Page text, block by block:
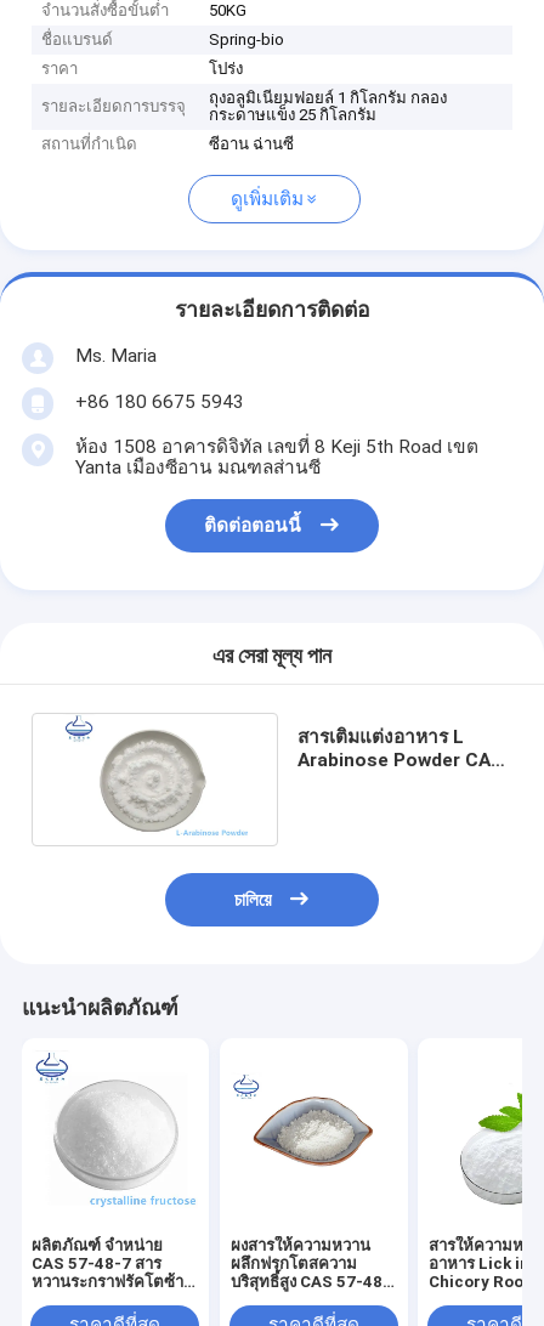
จำนวนสั่งซื้อขั้นต่ำ
50KG
ชื่อแบรนด์
Spring-bio
ราคา
โปร่ง
รายละเอียดการบรรจุ
ถุงอลูมิเนียมฟอยล์ 1 กิโลกรัม กลอง
กระดาษแข็ง 25 กิโลกรัม
สถานที่กำเนิด
ซีอาน ฉ่านซี
ดูเพิ่มเติม
รายละเอียดการติดต่อ
Ms. Maria
+86 180 6675 5943
ห้อง 1508 อาคารดิจิทัล เลขที่ 8 Keji 5th Road เขต
Yanta เมืองซีอาน มณฑลส่านซี
ติดต่อตอนนี้
এর সেরা মূল্য পান
สารเติมแต่งอาหาร L
Arabinose Powder CAS
চালিয়ে
แนะนำผลิตภัณฑ์
ผลิตภัณฑ์ จําหน่าย
CAS 57-48-7 สาร
หวานระกราฟรัคโตซ้า
ผงสารให้ความหวาน
ผลึกฟรุกโตสความ
บริสุทธิ์สูง CAS 57-48-
สารให้ความหว
อาหาร Lick
Chicory Root